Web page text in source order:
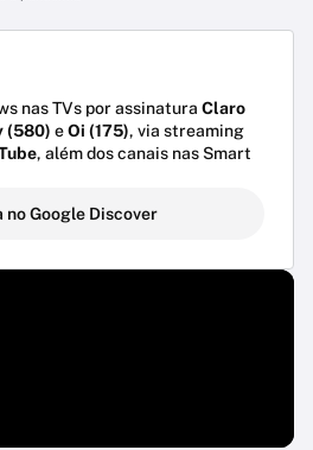
nas TVs por assinatura Claro
(580) eOi (175), via streaming
, além dos canais nas Smart
no Google Discover